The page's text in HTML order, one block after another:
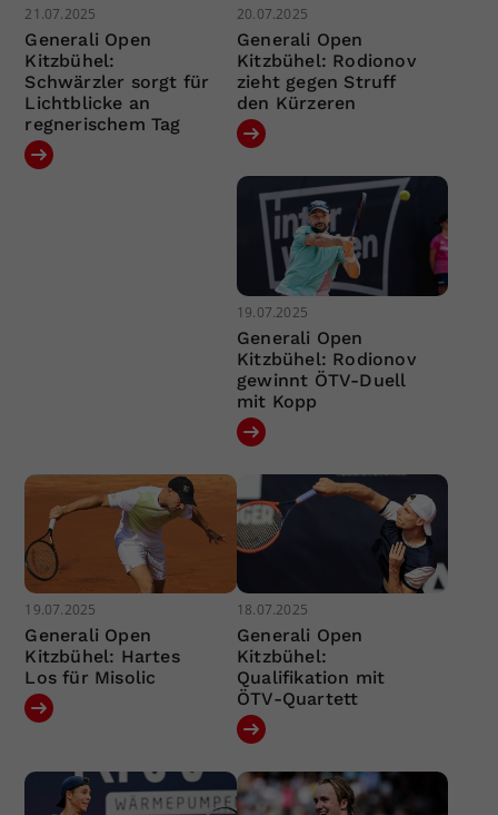
21.07.2025
Generali Open
Kitzbühel:
Schwärzler sorgt für
Lichtblicke an
regnerischem Tag
20.07.2025
Generali Open
Kitzbühel: Rodionov
zieht gegen Struff
den Kürzeren
19.07.2025
Generali Open
Kitzbühel: Rodionov
gewinnt ÖTV-Duell
mit Kopp
19.07.2025
Generali Open
Kitzbühel: Hartes
Los für Misolic
18.07.2025
Generali Open
Kitzbühel:
Qualifikation mit
ÖTV-Quartett